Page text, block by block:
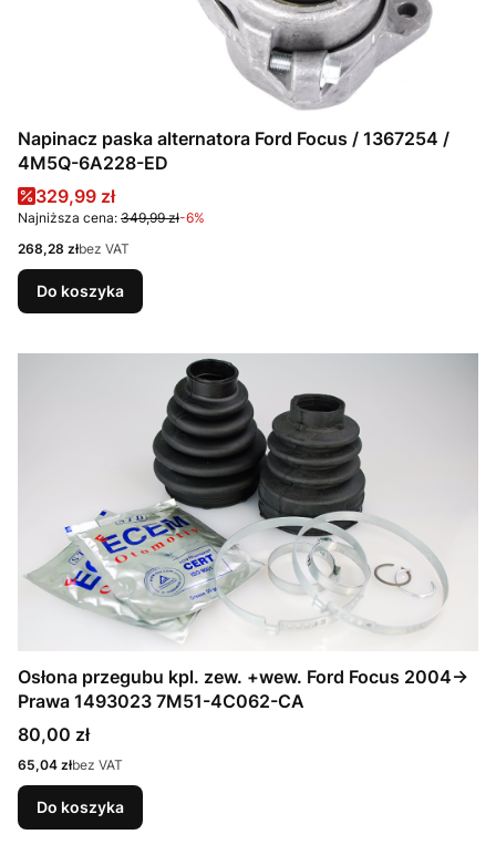
Napinacz paska alternatora Ford Focus / 1367254 /
4M5Q-6A228-ED
Cena promocyjna
329,99 zł
Najniższa cena: 349,99 zł-6%
Cena
268,28 złbez VAT
Do koszyka
Osłona przegubu kpl. zew. +wew. Ford Focus 2004->
Prawa 1493023 7M51-4C062-CA
Cena
80,00 zł
Cena
65,04 złbez VAT
Do koszyka